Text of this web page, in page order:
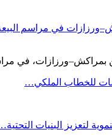
في مراسم
في
للخطاب الملكي…
لتعزيز البنيات